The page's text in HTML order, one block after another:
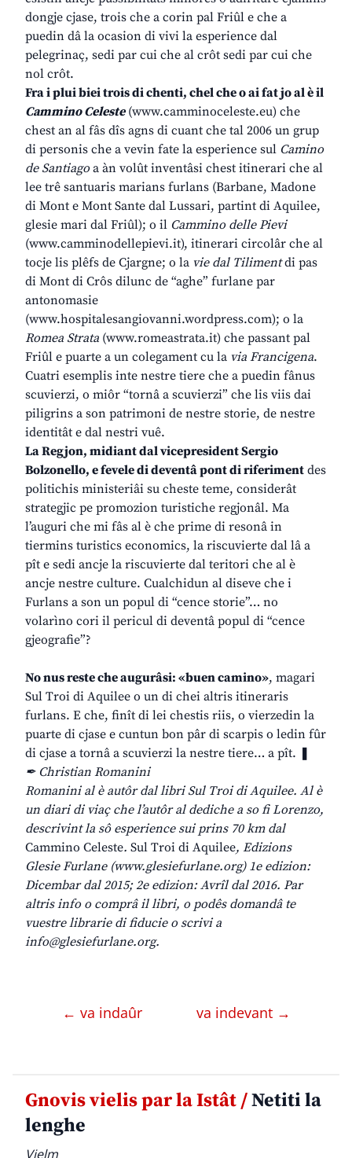
dongje cjase, trois che a corin pal Friûl e che a
puedin dâ la ocasion di vivi la esperience dal
pelegrinaç, sedi par cui che al crôt sedi par cui che
nol crôt.
Fra i plui biei trois di chenti, chel che o ai fat jo al è il
Cammino Celeste(www.camminoceleste.eu) che
chest an al fâs dîs agns di cuant che tal 2006 un grup
di personis che a vevin fate la esperience sul Camino
de Santiagoa àn volût inventâsi chest itinerari che al
lee trê santuaris marians furlans (Barbane, Madone
di Mont e Mont Sante dal Lussari, partint di Aquilee,
glesie mari dal Friûl); o il Cammino delle Pievi
(www.camminodellepievi.it), itinerari circolâr che al
tocje lis plêfs de Cjargne; o la vie dal Tilimentdi pas
di Mont di Crôs dilunc de “aghe” furlane par
antonomasie
(www.hospitalesangiovanni.wordpress.com); o la
Romea Strata (www.romeastrata.it) che passant pal
Friûl e puarte a un colegament cu la via Francigena.
Cuatri esemplis inte nestre tiere che a puedin fânus
scuvierzi, o miôr “tornâ a scuvierzi” che lis viis dai
piligrins a son patrimoni de nestre storie, de nestre
identitât e dal nestri vuê.
La Regjon, midiant dal vicepresident Sergio
Bolzonello, e fevele di deventâ pont di riferiment des
politichis ministeriâi su cheste teme, considerât
strategjic pe promozion turistiche regjonâl. Ma
l’auguri che mi fâs al è che prime di resonâ in
tiermins turistics economics, la riscuvierte dal lâ a
pît e sedi ancje la riscuvierte dal teritori che al è
ancje nestre culture. Cualchidun al diseve che i
Furlans a son un popul di “cence storie”… no
volarìno cori il pericul di deventâ popul di “cence
gjeografie”?
No nus reste che augurâsi: «buen camino», magari
Sul Troi di Aquilee o un di chei altris itineraris
furlans. E che, finît di lei chestis riis, o vierzedin la
puarte di cjase e cuntun bon pâr di scarpis o ledin fûr
di cjase a tornâ a scuvierzi la nestre tiere… a pît. ❚
✒ Christian Romanini
Romanini al è autôr dal libri Sul Troi di Aquilee. Al è
un diari di viaç che l’autôr al dediche a so fi Lorenzo,
descrivint la sô esperience sui prins 70 km dal
Cammino Celeste. Sul Troi di Aquilee, Edizions
Glesie Furlane (www.glesiefurlane.org) 1e edizion:
Dicembar dal 2015; 2e edizion: Avrîl dal 2016. Par
altris info o comprâ il libri, o podês domandâ te
vuestre librarie di fiducie o scrivi a
info@glesiefurlane.org.
← va indaûr va indevant →
Gnovis vielis par la Istât /Netiti la
lenghe
Vielm